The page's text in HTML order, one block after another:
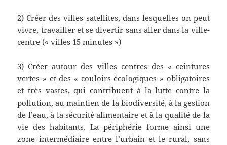
2) Créer des villes satellites, dans lesquelles on peut
vivre, travailler et se divertir sans aller dans la ville-
centre (« villes 15 minutes »)
3) Créer autour des villes centres des « ceintures
vertes » et des « couloirs écologiques » obligatoires
et très vastes, qui contribuent à la lutte contre la
pollution, au maintien de la biodiversité, à la gestion
de l’eau, à la sécurité alimentaire et à la qualité de la
vie des habitants. La périphérie forme ainsi une
zone intermédiaire entre l’urbain et le rural, sans